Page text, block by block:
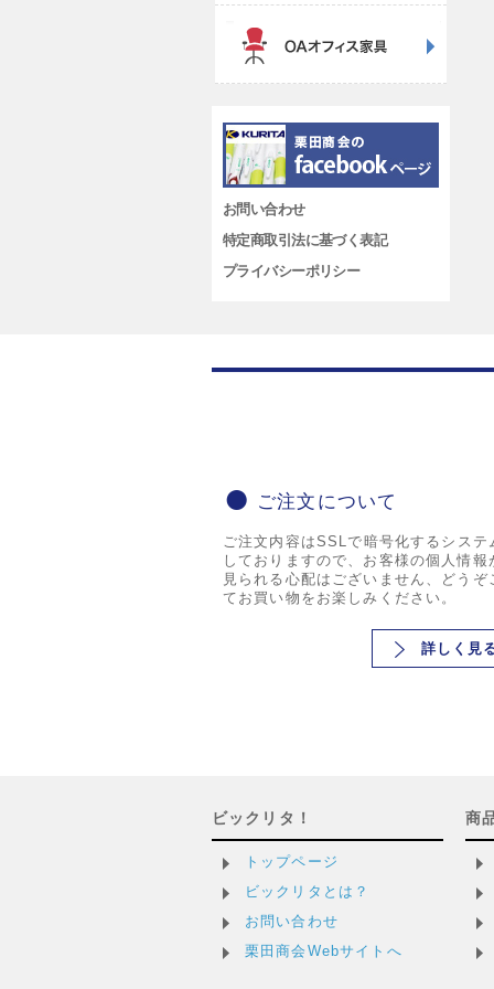
お問い合わせ
特定商取引法に基づく表記
プライバシーポリシー
ご注文について
ご注文内容はSSLで暗号化するシステ
しておりますので、お客様の個人情報
見られる心配はございません、どうぞ
てお買い物をお楽しみください。
詳しく見
ビックリタ！
トップページ
ビックリタとは？
お問い合わせ
栗田商会Webサイトへ
商